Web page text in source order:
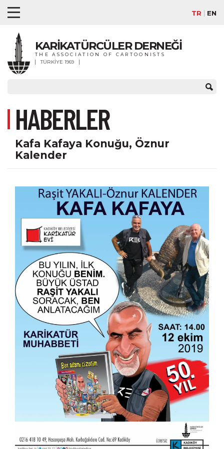
TR EN
KARİKATÜRCÜLER DERNEĞİ
THE ASSOCIATION OF CARTOONISTS
TÜRKİYE 1969
HABERLER
Kafa Kafaya Konuğu, Öznur
Kalender